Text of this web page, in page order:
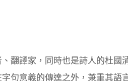
翻譯家，同時也是詩人的杜國
句意義的傳達之外，兼重其語